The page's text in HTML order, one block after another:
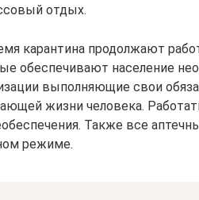
отдых.
карантина продолжают
обеспечивают население
выполняющие свои
жизни человека.
Также все
режиме.